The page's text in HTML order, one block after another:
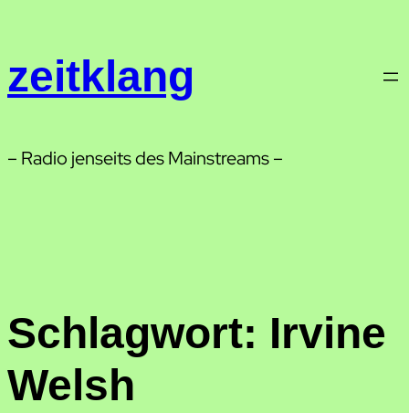
springen
zeitklang
– Radio jenseits des Mainstreams –
Schlagwort: Irvine
Welsh